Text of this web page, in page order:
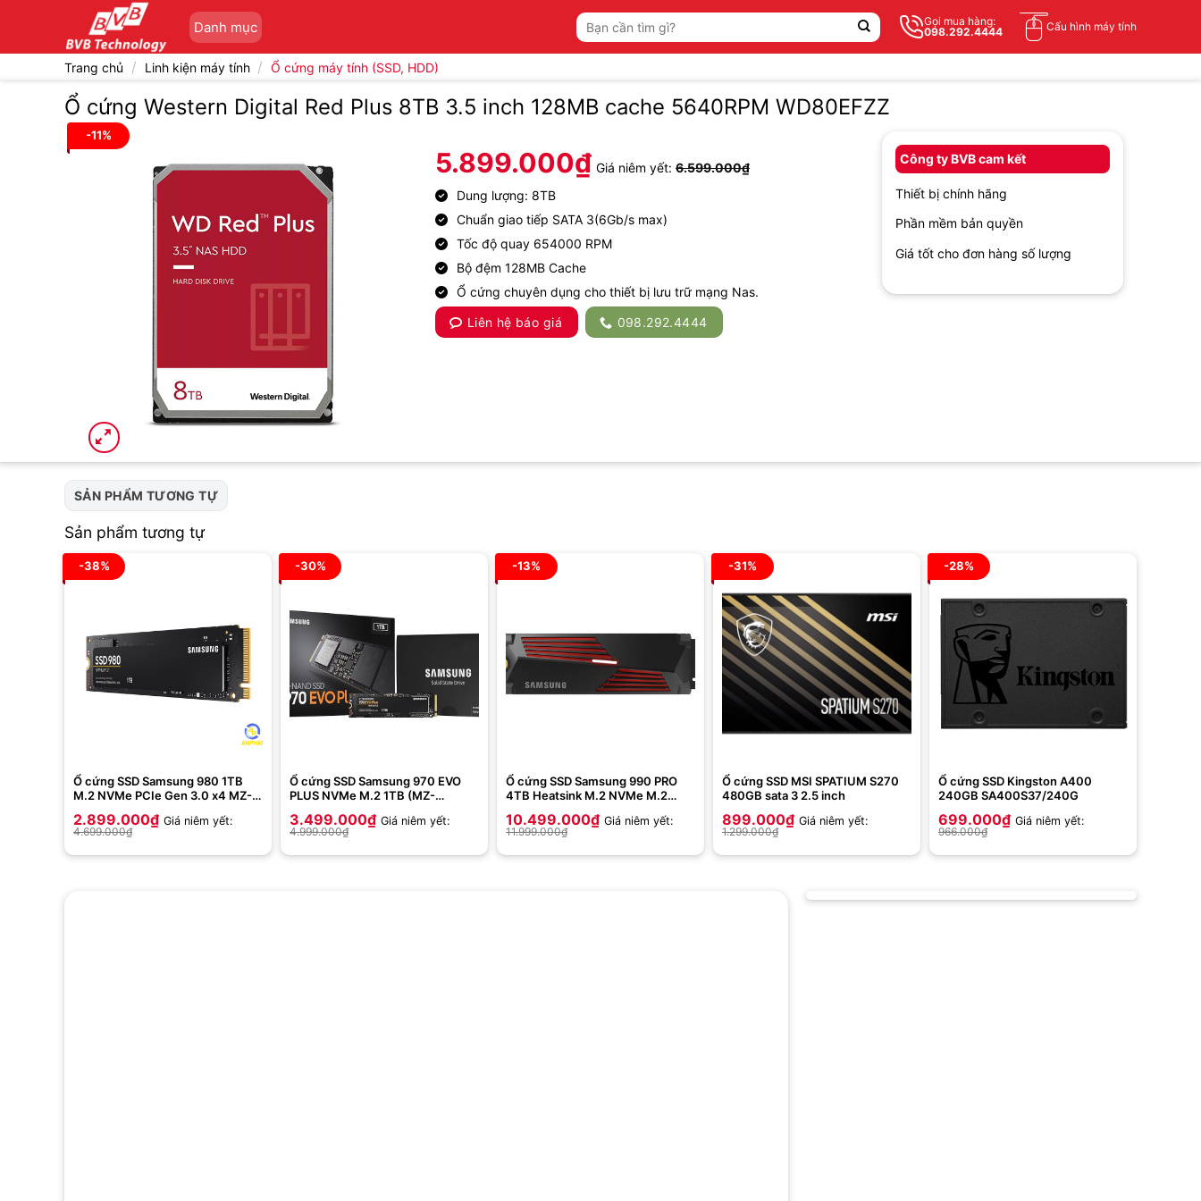
Danh mục
Tìm
kiếm:
Gọi mua hàng:
098.292.4444
Cấu hình máy tính
Trang chủ / Linh kiện máy tính / Ổ cứng máy tính (SSD, HDD)
Ổ cứng Western Digital Red Plus 8TB 3.5 inch 128MB cache 5640RPM WD80EFZZ
-11%
5.899.000₫ Giá niêm yết: 6.599.000₫
Dung lượng: 8TB
Chuẩn giao tiếp SATA 3(6Gb/s max)
Tốc độ quay 654000 RPM
Bộ đệm 128MB Cache
Ổ cứng chuyên dụng cho thiết bị lưu trữ mạng Nas.
Liên hệ báo giá
098.292.4444
Công ty BVB cam kết
Thiết bị chính hãng
Phần mềm bản quyền
Giá tốt cho đơn hàng số lượng
SẢN PHẨM TƯƠNG TỰ
Sản phẩm tương tự
-38%
Ổ cứng SSD Samsung 980 1TB
M.2 NVMe PCIe Gen 3.0 x4 MZ-
2.899.000₫ Giá niêm yết:
4.699.000₫
-30%
Ổ cứng SSD Samsung 970 EVO
PLUS NVMe M.2 1TB (MZ-
3.499.000₫ Giá niêm yết:
4.999.000₫
-13%
Ổ cứng SSD Samsung 990 PRO
4TB Heatsink M.2 NVMe M.2
V9P4T0CW
10.499.000₫ Giá niêm yết:
11.999.000₫
-31%
Ổ cứng SSD MSI SPATIUM S270
480GB sata 3 2.5 inch
899.000₫ Giá niêm yết:
1.299.000₫
-28%
Ổ cứng SSD Kingston A400
240GB SA400S37/240G
699.000₫ Giá niêm yết:
966.000₫